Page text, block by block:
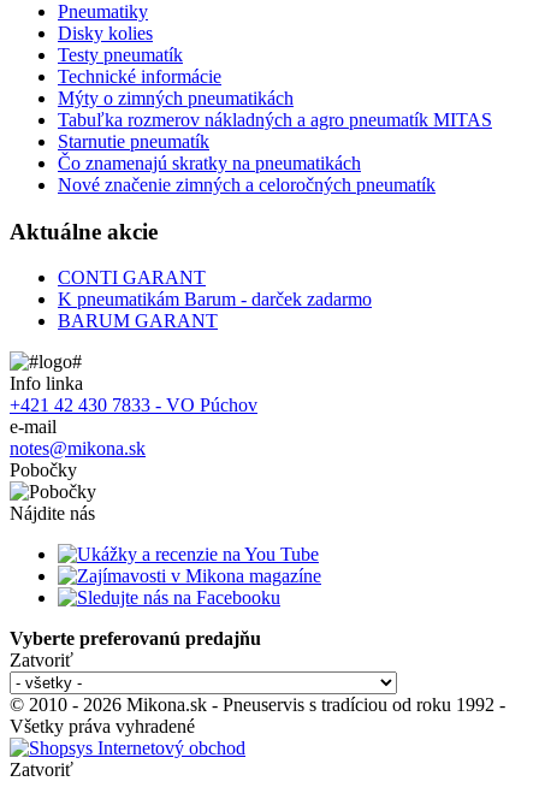
Pneumatiky
Disky kolies
Testy pneumatík
Technické informácie
Mýty o zimných pneumatikách
Tabuľka rozmerov nákladných a agro pneumatík MITAS
Starnutie pneumatík
Čo znamenajú skratky na pneumatikách
Nové značenie zimných a celoročných pneumatík
Aktuálne akcie
CONTI GARANT
K pneumatikám Barum - darček zadarmo
BARUM GARANT
Info linka
+421 42 430 7833 - VO Púchov
e-mail
notes@mikona.sk
Pobočky
Nájdite nás
Vyberte preferovanú predajňu
Zatvoriť
© 2010 - 2026 Mikona.sk - Pneuservis s tradíciou od roku 1992 -
Všetky práva vyhradené
Zatvoriť